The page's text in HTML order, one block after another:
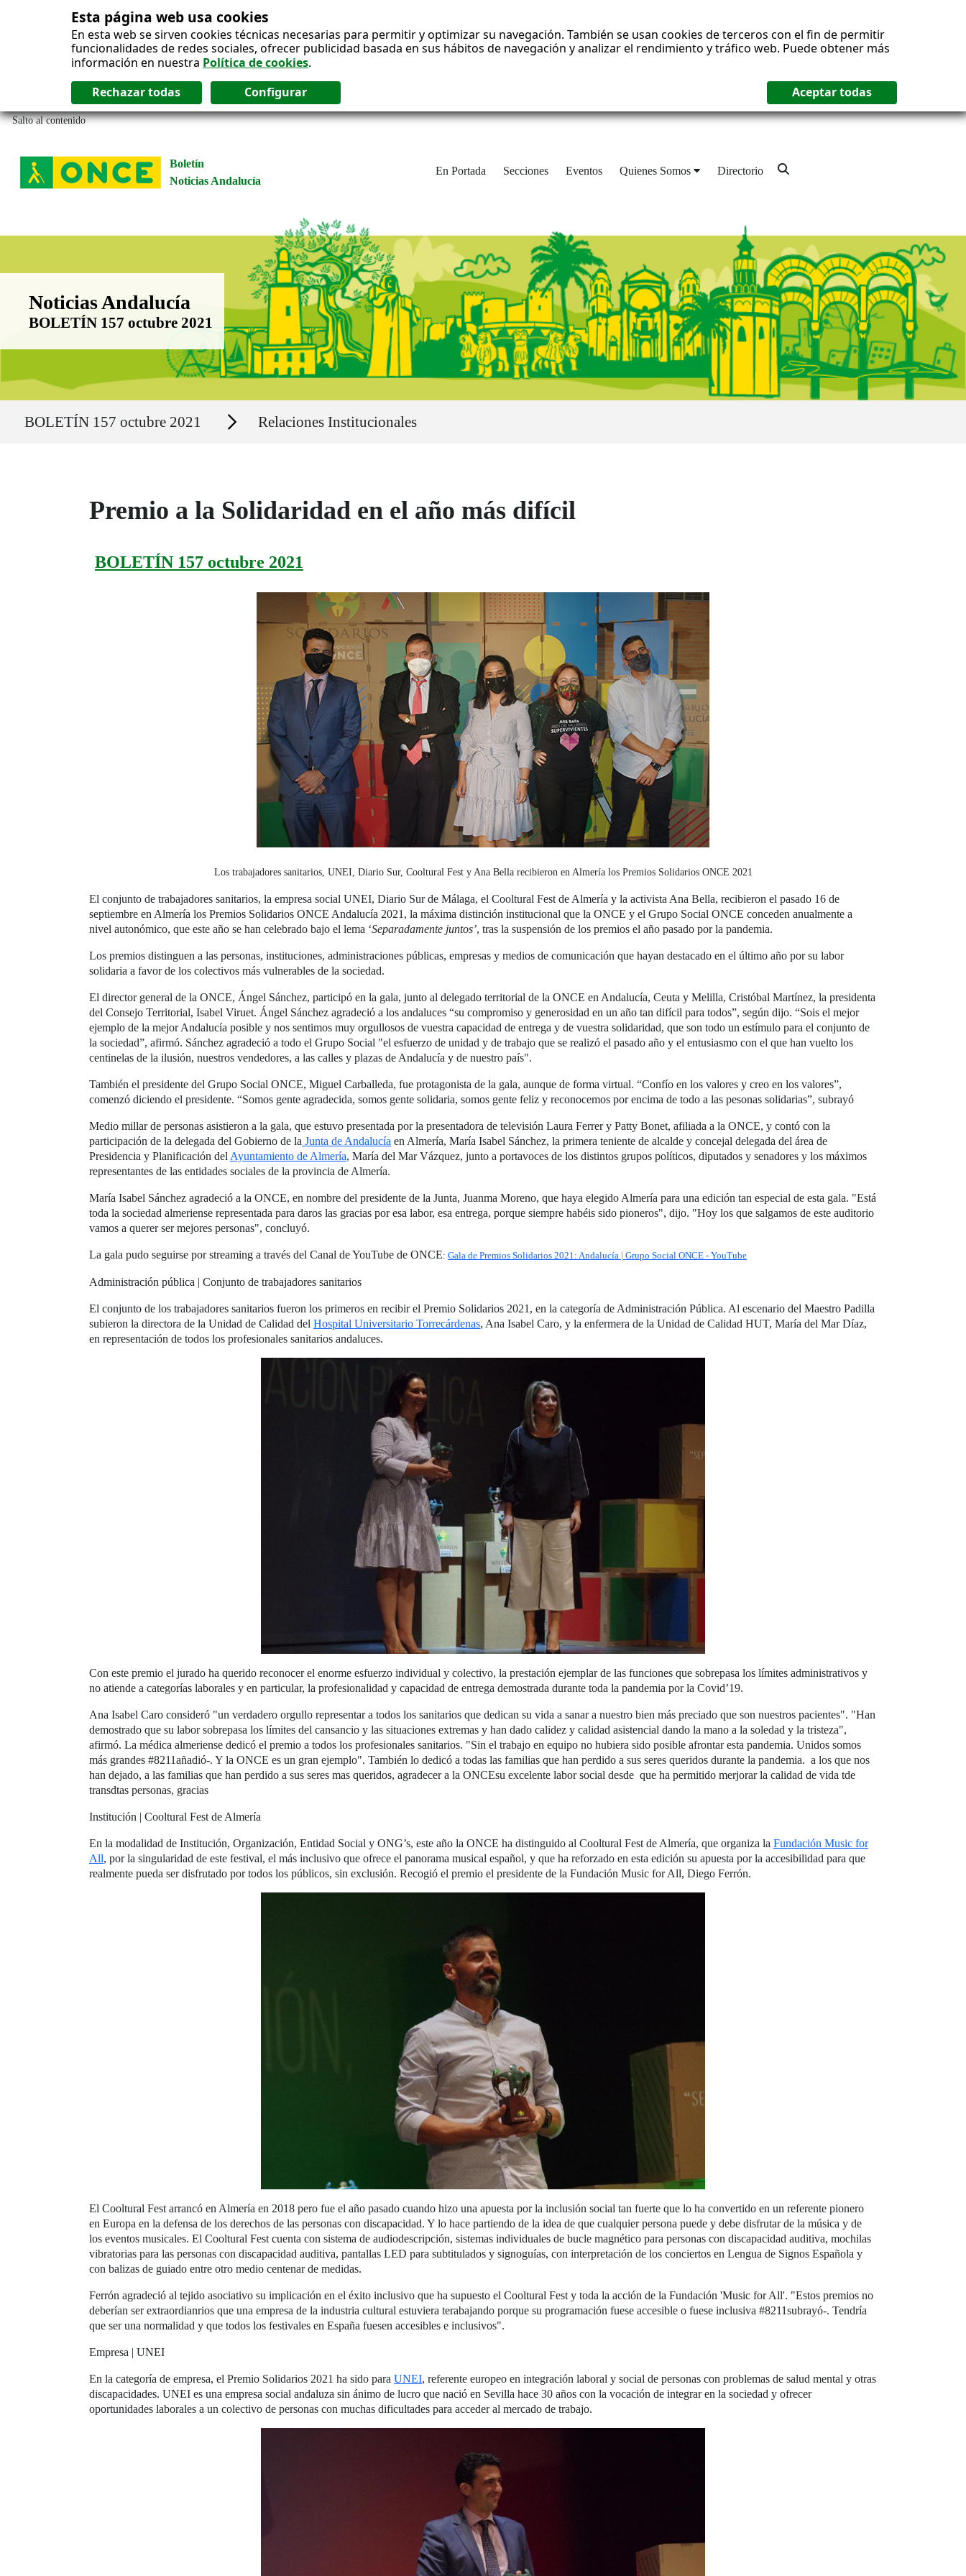
Esta página web usa cookies
En esta web se sirven cookies técnicas necesarias para permitir y optimizar su navegación. También se usan cookies de terceros con el fin de permitir
funcionalidades de redes sociales, ofrecer publicidad basada en sus hábitos de navegación y analizar el rendimiento y tráfico web. Puede obtener más
información en nuestra Política de cookies.
Salto al contenido
Boletín
Noticias Andalucía
En Portada Secciones Eventos Quienes Somos Directorio
Boletín Noticias Andalucía
Noticias Andalucía
BOLETÍN 157 octubre 2021
BOLETÍN 157 octubre 2021 Secciones Relaciones Institucionales
Premio a la Solidaridad en el año más difícil
BOLETÍN 157 octubre 2021
Los trabajadores sanitarios, UNEI, Diario Sur, Cooltural Fest y Ana Bella recibieron en Almería los Premios Solidarios ONCE 2021
El conjunto de trabajadores sanitarios, la empresa social UNEI, Diario Sur de Málaga, el Cooltural Fest de Almería y la activista Ana Bella, recibieron el pasado 16 de
septiembre en Almería los Premios Solidarios ONCE Andalucía 2021, la máxima distinción institucional que la ONCE y el Grupo Social ONCE conceden anualmente a
nivel autonómico, que este año se han celebrado bajo el lema ‘Separadamente juntos’, tras la suspensión de los premios el año pasado por la pandemia.
Los premios distinguen a las personas, instituciones, administraciones públicas, empresas y medios de comunicación que hayan destacado en el último año por su labor
solidaria a favor de los colectivos más vulnerables de la sociedad.
El director general de la ONCE, Ángel Sánchez, participó en la gala, junto al delegado territorial de la ONCE en Andalucía, Ceuta y Melilla, Cristóbal Martínez, la presidenta
del Consejo Territorial, Isabel Viruet. Ángel Sánchez agradeció a los andaluces “su compromiso y generosidad en un año tan difícil para todos”, según dijo. “Sois el mejor
ejemplo de la mejor Andalucía posible y nos sentimos muy orgullosos de vuestra capacidad de entrega y de vuestra solidaridad, que son todo un estímulo para el conjunto de
la sociedad”, afirmó. Sánchez agradeció a todo el Grupo Social "el esfuerzo de unidad y de trabajo que se realizó el pasado año y el entusiasmo con el que han vuelto los
centinelas de la ilusión, nuestros vendedores, a las calles y plazas de Andalucía y de nuestro país".
También el presidente del Grupo Social ONCE, Miguel Carballeda, fue protagonista de la gala, aunque de forma virtual. “Confío en los valores y creo en los valores”,
comenzó diciendo el presidente. “Somos gente agradecida, somos gente solidaria, somos gente feliz y reconocemos por encima de todo a las pesonas solidarias”, subrayó
Medio millar de personas asistieron a la gala, que estuvo presentada por la presentadora de televisión Laura Ferrer y Patty Bonet, afiliada a la ONCE, y contó con la
participación de la delegada del Gobierno de la Junta de Andalucía en Almería, María Isabel Sánchez, la primera teniente de alcalde y concejal delegada del área de
Presidencia y Planificación del Ayuntamiento de Almería, María del Mar Vázquez, junto a portavoces de los distintos grupos políticos, diputados y senadores y los máximos
representantes de las entidades sociales de la provincia de Almería.
María Isabel Sánchez agradeció a la ONCE, en nombre del presidente de la Junta, Juanma Moreno, que haya elegido Almería para una edición tan especial de esta gala. "Está
toda la sociedad almeriense representada para daros las gracias por esa labor, esa entrega, porque siempre habéis sido pioneros", dijo. "Hoy los que salgamos de este auditorio
vamos a querer ser mejores personas", concluyó.
La gala pudo seguirse por streaming a través del Canal de YouTube de ONCE: Gala de Premios Solidarios 2021: Andalucía | Grupo Social ONCE - YouTube
Administración pública | Conjunto de trabajadores sanitarios
El conjunto de los trabajadores sanitarios fueron los primeros en recibir el Premio Solidarios 2021, en la categoría de Administración Pública. Al escenario del Maestro Padilla
subieron la directora de la Unidad de Calidad del Hospital Universitario Torrecárdenas, Ana Isabel Caro, y la enfermera de la Unidad de Calidad HUT, María del Mar Díaz,
en representación de todos los profesionales sanitarios andaluces.
Con este premio el jurado ha querido reconocer el enorme esfuerzo individual y colectivo, la prestación ejemplar de las funciones que sobrepasa los límites administrativos y
no atiende a categorías laborales y en particular, la profesionalidad y capacidad de entrega demostrada durante toda la pandemia por la Covid’19.
Ana Isabel Caro consideró "un verdadero orgullo representar a todos los sanitarios que dedican su vida a sanar a nuestro bien más preciado que son nuestros pacientes". "Han
demostrado que su labor sobrepasa los límites del cansancio y las situaciones extremas y han dado calidez y calidad asistencial dando la mano a la soledad y la tristeza",
afirmó. La médica almeriense dedicó el premio a todos los profesionales sanitarios. "Sin el trabajo en equipo no hubiera sido posible afrontar esta pandemia. Unidos somos
más grandes #8211añadió-. Y la ONCE es un gran ejemplo". También lo dedicó a todas las familias que han perdido a sus seres queridos durante la pandemia. a los que nos
han dejado, a las familias que han perdido a sus seres mas queridos, agradecer a la ONCEsu excelente labor social desde que ha permitido merjorar la calidad de vida tde
transdtas personas, gracias
Institución | Cooltural Fest de Almería
En la modalidad de Institución, Organización, Entidad Social y ONG’s, este año la ONCE ha distinguido al Cooltural Fest de Almería, que organiza la Fundación Music for
All, por la singularidad de este festival, el más inclusivo que ofrece el panorama musical español, y que ha reforzado en esta edición su apuesta por la accesibilidad para que
realmente pueda ser disfrutado por todos los públicos, sin exclusión. Recogió el premio el presidente de la Fundación Music for All, Diego Ferrón.
El Cooltural Fest arrancó en Almería en 2018 pero fue el año pasado cuando hizo una apuesta por la inclusión social tan fuerte que lo ha convertido en un referente pionero
en Europa en la defensa de los derechos de las personas con discapacidad. Y lo hace partiendo de la idea de que cualquier persona puede y debe disfrutar de la música y de
los eventos musicales. El Cooltural Fest cuenta con sistema de audiodescripción, sistemas individuales de bucle magnético para personas con discapacidad auditiva, mochilas
vibratorias para las personas con discapacidad auditiva, pantallas LED para subtitulados y signoguías, con interpretación de los conciertos en Lengua de Signos Española y
con balizas de guiado entre otro medio centenar de medidas.
Ferrón agradeció al tejido asociativo su implicación en el éxito inclusivo que ha supuesto el Cooltural Fest y toda la acción de la Fundación 'Music for All'. "Estos premios no
deberían ser extraordianrios que una empresa de la industria cultural estuviera terabajando porque su programación fuese accesible o fuese inclusiva #8211subrayó-. Tendría
que ser una normalidad y que todos los festivales en España fuesen accesibles e inclusivos".
Empresa | UNEI
En la categoría de empresa, el Premio Solidarios 2021 ha sido para UNEI, referente europeo en integración laboral y social de personas con problemas de salud mental y otras
discapacidades. UNEI es una empresa social andaluza sin ánimo de lucro que nació en Sevilla hace 30 años con la vocación de integrar en la sociedad y ofrecer
oportunidades laborales a un colectivo de personas con muchas dificultades para acceder al mercado de trabajo.